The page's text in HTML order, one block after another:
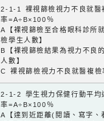
2-1-1 裸視篩檢視力不良就醫
率=A÷B×100％
A【裸視篩檢至合格眼科診所
檢學生人數】
B【裸視篩檢結果為視力不良
人數】
C 裸視篩檢視力不良就醫複檢
2-1-2 學生視力保健行動平均
率=A÷B×100％
A【達到近距離(閱讀、寫字、